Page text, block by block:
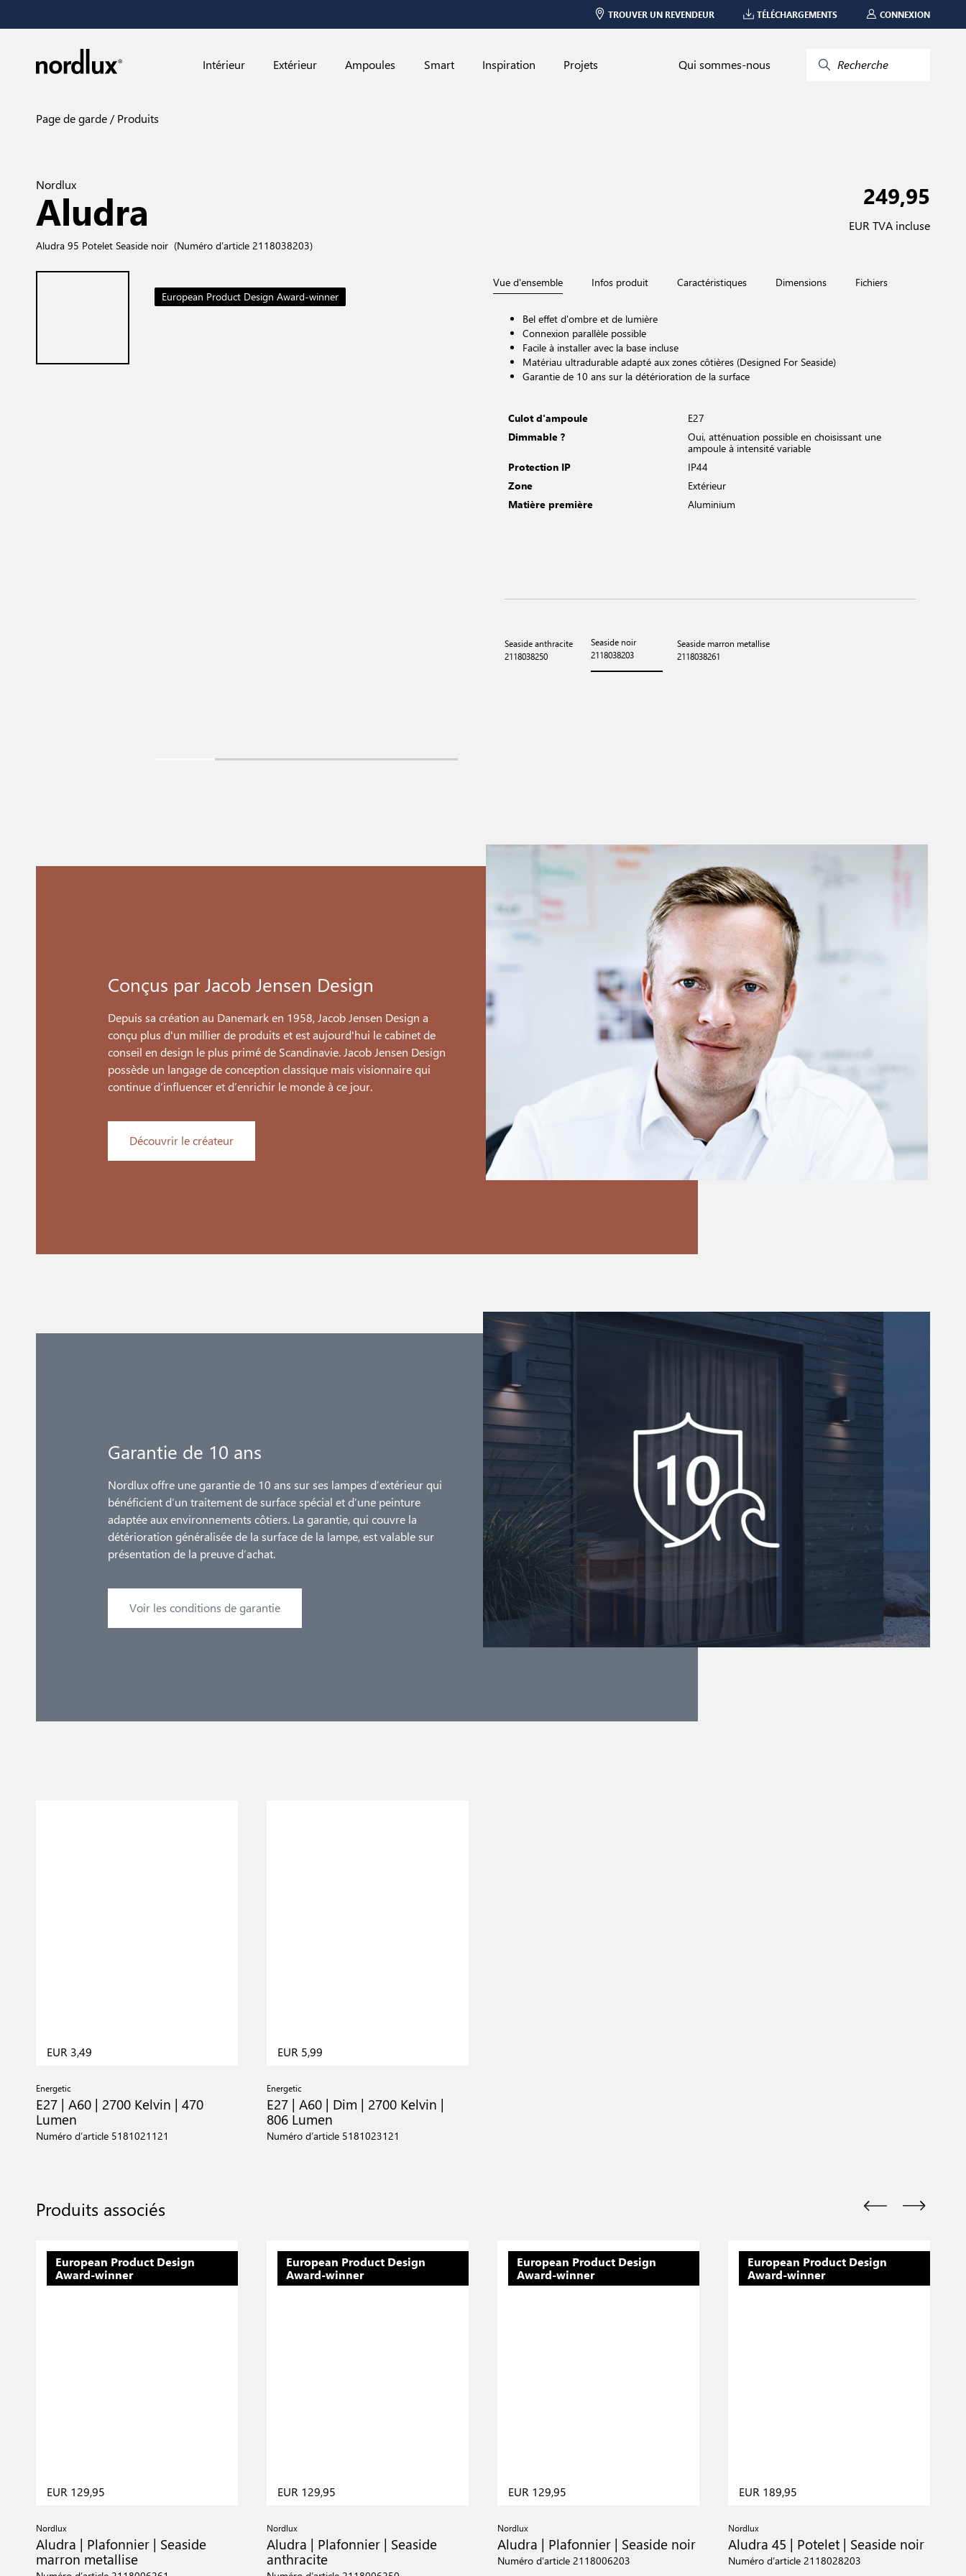
TROUVER UN REVENDEUR TÉLÉCHARGEMENTS CONNEXION
Intérieur Extérieur Ampoules Smart Inspiration Projets Qui sommes-nous Recherche
Page de garde Produits
Nordlux
Aludra
Aludra 95 Potelet Seaside noir (Numéro d’article 2118038203)
249,95
EUR TVA incluse
European Product Design Award-winner European Product Design Award-winner
Vue d'ensemble Infos produit Caractéristiques Dimensions Fichiers
Bel effet d'ombre et de lumière
Connexion parallèle possible
Facile à installer avec la base incluse
Matériau ultradurable adapté aux zones côtières (Designed For Seaside)
Garantie de 10 ans sur la détérioration de la surface
Culot d'ampoule
E27
Dimmable ?
Oui, atténuation possible en choisissant une
ampoule à intensité variable
Protection IP
IP44
Zone
Extérieur
Matière première
Aluminium
Seaside anthracite
2118038250
Seaside noir
2118038203
Seaside marron metallise
2118038261
Conçus par Jacob Jensen Design
Depuis sa création au Danemark en 1958, Jacob Jensen Design a
conçu plus d'un millier de produits et est aujourd'hui le cabinet de
conseil en design le plus primé de Scandinavie. Jacob Jensen Design
possède un langage de conception classique mais visionnaire qui
continue d’influencer et d’enrichir le monde à ce jour.
Découvrir le créateur
Garantie de 10 ans
Nordlux offre une garantie de 10 ans sur ses lampes d’extérieur qui
bénéficient d’un traitement de surface spécial et d’une peinture
adaptée aux environnements côtiers. La garantie, qui couvre la
détérioration généralisée de la surface de la lampe, est valable sur
présentation de la preuve d’achat.
Voir les conditions de garantie
EUR 3,49
Energetic
E27 | A60 | 2700 Kelvin | 470
Lumen
Numéro d’article 5181021121
EUR 5,99
Energetic
E27 | A60 | Dim | 2700 Kelvin |
806 Lumen
Numéro d’article 5181023121
Produits associés
European Product Design
Award-winner
EUR 129,95
Nordlux
Aludra | Plafonnier | Seaside
marron metallise
European Product Design
Award-winner
EUR 129,95
Nordlux
Aludra | Plafonnier | Seaside
anthracite
European Product Design
Award-winner
EUR 129,95
Nordlux
Aludra | Plafonnier | Seaside noir
Numéro d’article 2118006203
European Product Design
Award-winner
EUR 189,95
Nordlux
Aludra 45 | Potelet | Seaside noir
Numéro d’article 2118028203